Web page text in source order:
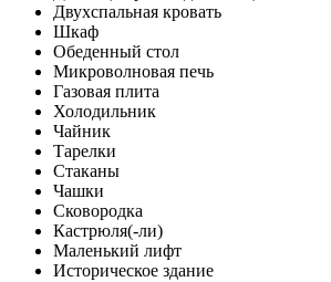
Двухспальная кровать
Шкаф
Обеденный стол
Микроволновая печь
Газовая плита
Холодильник
Чайник
Тарелки
Стаканы
Чашки
Сковородка
Кастрюля(-ли)
Маленький лифт
Историческое здание